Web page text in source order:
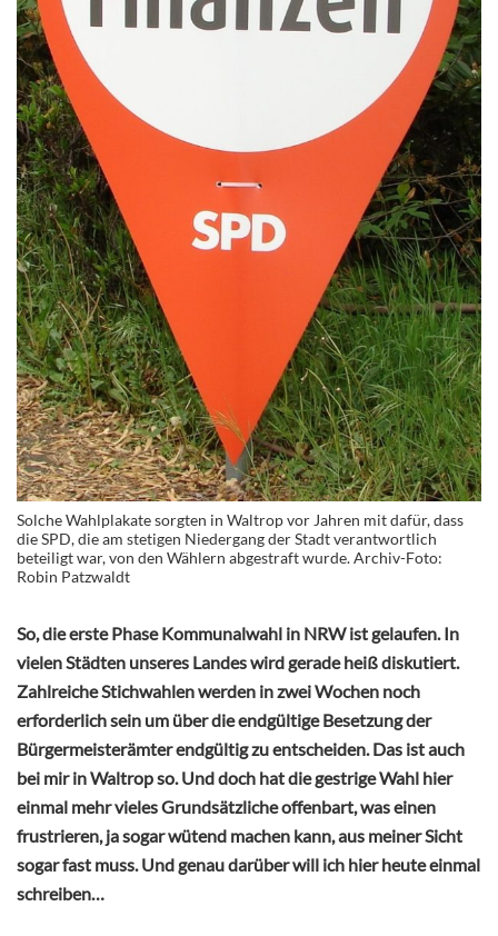
Solche Wahlplakate sorgten in Waltrop vor Jahren mit dafür, dass
die SPD, die am stetigen Niedergang der Stadt verantwortlich
beteiligt war, von den Wählern abgestraft wurde. Archiv-Foto:
Robin Patzwaldt
So, die erste Phase Kommunalwahl in NRW ist gelaufen. In
vielen Städten unseres Landes wird gerade heiß diskutiert.
Zahlreiche Stichwahlen werden in zwei Wochen noch
erforderlich sein um über die endgültige Besetzung der
Bürgermeisterämter endgültig zu entscheiden. Das ist auch
bei mir in Waltrop so. Und doch hat die gestrige Wahl hier
einmal mehr vieles Grundsätzliche offenbart, was einen
frustrieren, ja sogar wütend machen kann, aus meiner Sicht
sogar fast muss. Und genau darüber will ich hier heute einmal
schreiben…